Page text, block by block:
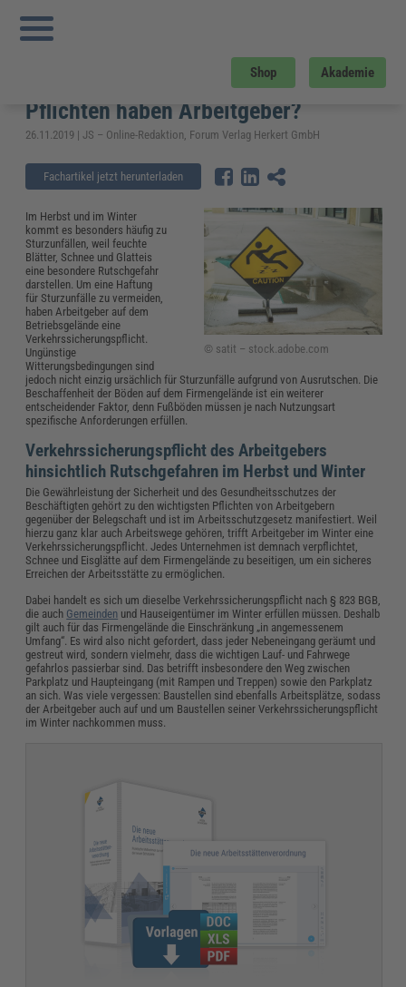
Shop Akademie
Sie sind hier:
Betriebsgelände vermeiden – Welche Pflichten haben Arbeitgeber?
Rutschgefahr auf dem
Betriebsgelände vermeiden – Welche
Pflichten haben Arbeitgeber?
26.11.2019 | JS – Online-Redaktion, Forum Verlag Herkert GmbH
Fachartikel jetzt herunterladen
© satit – stock.adobe.com
Im Herbst und im Winter
kommt es besonders häufig zu
Sturzunfällen, weil feuchte
Blätter, Schnee und Glatteis
eine besondere Rutschgefahr
darstellen. Um eine Haftung
für Sturzunfälle zu vermeiden,
haben Arbeitgeber auf dem
Betriebsgelände eine
Verkehrssicherungspflicht.
Ungünstige
Witterungsbedingungen sind
jedoch nicht einzig ursächlich für Sturzunfälle aufgrund von Ausrutschen. Die
Beschaffenheit der Böden auf dem Firmengelände ist ein weiterer
entscheidender Faktor, denn Fußböden müssen je nach Nutzungsart
spezifische Anforderungen erfüllen.
Verkehrssicherungspflicht des Arbeitgebers
hinsichtlich Rutschgefahren im Herbst und Winter
Die Gewährleistung der Sicherheit und des Gesundheitsschutzes der
Beschäftigten gehört zu den wichtigsten Pflichten von Arbeitgebern
gegenüber der Belegschaft und ist im Arbeitsschutzgesetz manifestiert. Weil
hierzu ganz klar auch Arbeitswege gehören, trifft Arbeitgeber im Winter eine
Verkehrssicherungspflicht. Jedes Unternehmen ist demnach verpflichtet,
Schnee und Eisglätte auf dem Firmengelände zu beseitigen, um ein sicheres
Erreichen der Arbeitsstätte zu ermöglichen.
Dabei handelt es sich um dieselbe Verkehrssicherungspflicht nach § 823 BGB,
die auch Gemeinden und Hauseigentümer im Winter erfüllen müssen. Deshalb
gilt auch für das Firmengelände die Einschränkung „in angemessenem
Umfang“. Es wird also nicht gefordert, dass jeder Nebeneingang geräumt und
gestreut wird, sondern vielmehr, dass die wichtigen Lauf- und Fahrwege
gefahrlos passierbar sind. Das betrifft insbesondere den Weg zwischen
Parkplatz und Haupteingang (mit Rampen und Treppen) sowie den Parkplatz
an sich. Was viele vergessen: Baustellen sind ebenfalls Arbeitsplätze, sodass
der Arbeitgeber auch auf und um Baustellen seiner Verkehrssicherungspflicht
im Winter nachkommen muss.